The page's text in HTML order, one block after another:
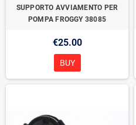
SUPPORTO AVVIAMENTO PER
POMPA FROGGY 38085
€25.00
BUY